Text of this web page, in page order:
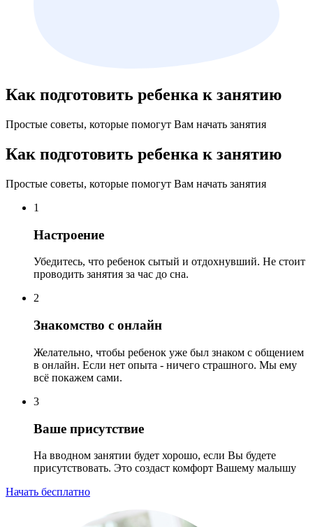
Как подготовить ребенка к занятию
Простые советы, которые помогут Вам начать занятия
Как подготовить ребенка к занятию
Простые советы, которые помогут Вам начать занятия
1
Настроение
Убедитесь, что ребенок сытый и отдохнувший. Не стоит
проводить занятия за час до сна.
2
Знакомство с онлайн
Желательно, чтобы ребенок уже был знаком с общением
в онлайн. Если нет опыта - ничего страшного. Мы ему
всё покажем сами.
3
Ваше присутствие
На вводном занятии будет хорошо, если Вы будете
присутствовать. Это создаст комфорт Вашему малышу
Начать бесплатно